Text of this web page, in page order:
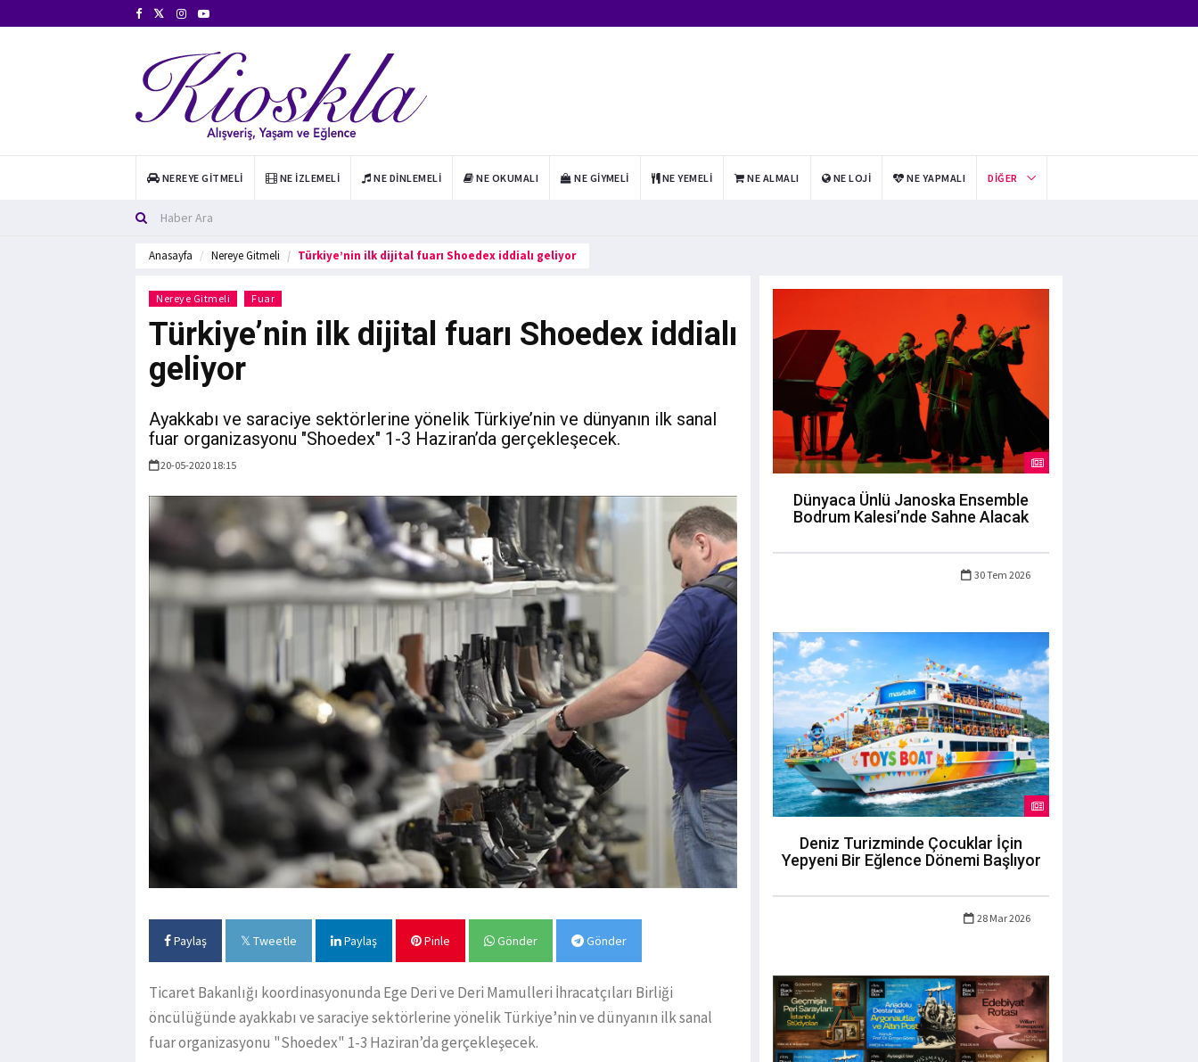
NEREYE GITMELI NE İZLEMELI NE DINLEMELI NE OKUMALI NE GIYMELI NE YEMELI NE ALMALI NE LOJI NE YAPMALI DIĞER
Anasayfa Nereye Gitmeli Türkiye’nin ilk dijital fuarı Shoedex iddialı geliyor
Nereye Gitmeli Fuar
Türkiye’nin ilk dijital fuarı Shoedex iddialı
geliyor
Ayakkabı ve saraciye sektörlerine yönelik Türkiye’nin ve dünyanın ilk sanal
fuar organizasyonu "Shoedex" 1-3 Haziran’da gerçekleşecek.
20-05-2020 18:15
Paylaş Tweetle Paylaş Pinle Gönder Gönder
Ticaret Bakanlığı koordinasyonunda Ege Deri ve Deri Mamulleri İhracatçıları Birliği
öncülüğünde ayakkabı ve saraciye sektörlerine yönelik Türkiye’nin ve dünyanın ilk sanal
fuar organizasyonu "Shoedex" 1-3 Haziran’da gerçekleşecek.
Dünyaca Ünlü Janoska Ensemble
Bodrum Kalesi’nde Sahne Alacak
30 Tem 2026
Deniz Turizminde Çocuklar İçin
Yepyeni Bir Eğlence Dönemi Başlıyor
28 Mar 2026